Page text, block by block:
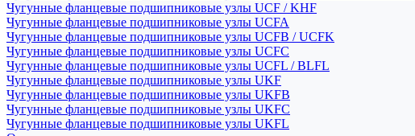
Чугунные фланцевые подшипниковые узлы UCF / KHF
Чугунные фланцевые подшипниковые узлы UCFA
Чугунные фланцевые подшипниковые узлы UCFB / UCFK
Чугунные фланцевые подшипниковые узлы UCFC
Чугунные фланцевые подшипниковые узлы UCFL / BLFL
Чугунные фланцевые подшипниковые узлы UKF
Чугунные фланцевые подшипниковые узлы UKFB
Чугунные фланцевые подшипниковые узлы UKFC
Чугунные фланцевые подшипниковые узлы UKFL